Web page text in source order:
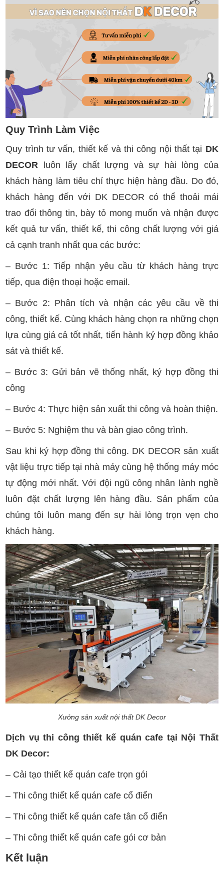
Quy Trình Làm Việc
Quy trình tư vấn, thiết kế và thi công nội thất tại DK
DECOR luôn lấy chất lượng và sự hài lòng của
khách hàng làm tiêu chí thực hiện hàng đầu. Do đó,
khách hàng đến với DK DECOR có thể thoải mái
trao đổi thông tin, bày tỏ mong muốn và nhận được
kết quả tư vấn, thiết kế, thi công chất lượng với giá
cả cạnh tranh nhất qua các bước:
– Bước 1: Tiếp nhận yêu cầu từ khách hàng trực
tiếp, qua điện thoại hoặc email.
– Bước 2: Phân tích và nhận các yêu cầu về thi
công, thiết kế. Cùng khách hàng chọn ra những chọn
lựa cùng giá cả tốt nhất, tiến hành ký hợp đồng khảo
sát và thiết kế.
– Bước 3: Gửi bản vẽ thống nhất, ký hợp đồng thi
công
– Bước 4: Thực hiện sản xuất thi công và hoàn thiện.
– Bước 5: Nghiệm thu và bàn giao công trình.
Sau khi ký hợp đồng thi công. DK DECOR sản xuất
vật liệu trực tiếp tại nhà máy cùng hệ thống máy móc
tự động mới nhất. Với đội ngũ công nhân lành nghề
luôn đặt chất lượng lên hàng đầu. Sản phẩm của
chúng tôi luôn mang đến sự hài lòng trọn vẹn cho
khách hàng.
Xưởng sản xuất nội thất DK Decor
Dịch vụ thi công thiết kế quán cafe tại Nội Thất
DK Decor:
– Cải tạo thiết kế quán cafe trọn gói
– Thi công thiết kế quán cafe cổ điển
– Thi công thiết kế quán cafe tân cổ điển
– Thi công thiết kế quán cafe gói cơ bản
Kết luận